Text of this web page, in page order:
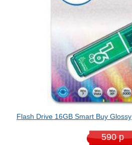
Flash Drive 16GB Smart Buy Glossy
590 р